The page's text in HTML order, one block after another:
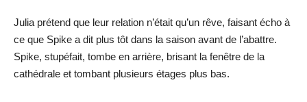
Julia prétend que leur relation n’était qu’un rêve, faisant écho à
ce que Spike a dit plus tôt dans la saison avant de l’abattre.
Spike, stupéfait, tombe en arrière, brisant la fenêtre de la
cathédrale et tombant plusieurs étages plus bas.